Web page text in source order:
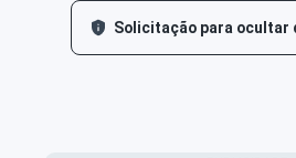
Solicitação para ocultar